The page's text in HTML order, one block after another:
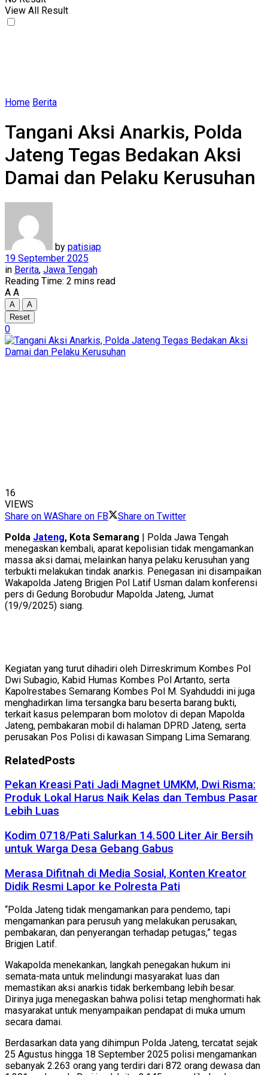
View All Result
Home Berita
Tangani Aksi Anarkis, Polda
Jateng Tegas Bedakan Aksi
Damai dan Pelaku Kerusuhan
by patisiap
19 September 2025
in Berita, Jawa Tengah
Reading Time: 2 mins read
A A
A
A
Reset
0
16
VIEWS
Share on WAShare on FB
Share on Twitter
Polda Jateng, Kota Semarang | Polda Jawa Tengah
menegaskan kembali, aparat kepolisian tidak mengamankan
massa aksi damai, melainkan hanya pelaku kerusuhan yang
terbukti melakukan tindak anarkis. Penegasan ini disampaikan
Wakapolda Jateng Brigjen Pol Latif Usman dalam konferensi
pers di Gedung Borobudur Mapolda Jateng, Jumat
(19/9/2025) siang.
Kegiatan yang turut dihadiri oleh Dirreskrimum Kombes Pol
Dwi Subagio, Kabid Humas Kombes Pol Artanto, serta
Kapolrestabes Semarang Kombes Pol M. Syahduddi ini juga
menghadirkan lima tersangka baru beserta barang bukti,
terkait kasus pelemparan bom molotov di depan Mapolda
Jateng, pembakaran mobil di halaman DPRD Jateng, serta
perusakan Pos Polisi di kawasan Simpang Lima Semarang.
RelatedPosts
Pekan Kreasi Pati Jadi Magnet UMKM, Dwi Risma:
Produk Lokal Harus Naik Kelas dan Tembus Pasar
Lebih Luas
Kodim 0718/Pati Salurkan 14.500 Liter Air Bersih
untuk Warga Desa Gebang Gabus
Merasa Difitnah di Media Sosial, Konten Kreator
Didik Resmi Lapor ke Polresta Pati
“Polda Jateng tidak mengamankan para pendemo, tapi
mengamankan para perusuh yang melakukan perusakan,
pembakaran, dan penyerangan terhadap petugas,” tegas
Brigjen Latif.
Wakapolda menekankan, langkah penegakan hukum ini
semata-mata untuk melindungi masyarakat luas dan
memastikan aksi anarkis tidak berkembang lebih besar.
Dirinya juga menegaskan bahwa polisi tetap menghormati hak
masyarakat untuk menyampaikan pendapat di muka umum
secara damai.
Berdasarkan data yang dihimpun Polda Jateng, tercatat sejak
25 Agustus hingga 18 September 2025 polisi mengamankan
sebanyak 2.263 orang yang terdiri dari 872 orang dewasa dan